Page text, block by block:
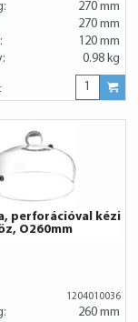
270 mm
270 mm
120 mm
0.98 kg
perforációval kézi
O260mm
1204010036
260 mm